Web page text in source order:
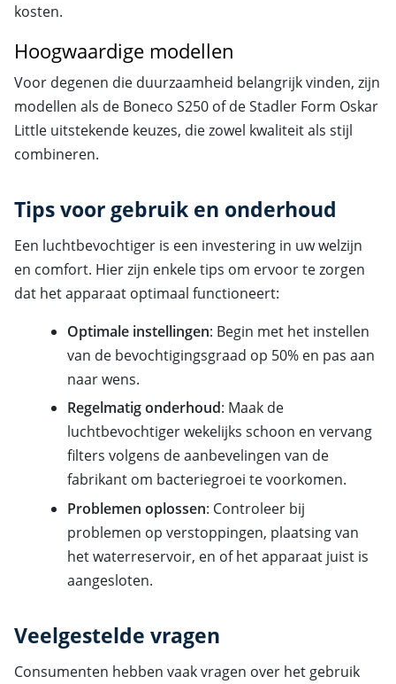
kosten.
Hoogwaardige modellen
Voor degenen die duurzaamheid belangrijk vinden, zijn
modellen als de Boneco S250 of de Stadler Form Oskar
Little uitstekende keuzes, die zowel kwaliteit als stijl
combineren.
Tips voor gebruik en onderhoud
Een luchtbevochtiger is een investering in uw welzijn
en comfort. Hier zijn enkele tips om ervoor te zorgen
dat het apparaat optimaal functioneert:
Optimale instellingen: Begin met het instellen
van de bevochtigingsgraad op 50% en pas aan
naar wens.
Regelmatig onderhoud: Maak de
luchtbevochtiger wekelijks schoon en vervang
filters volgens de aanbevelingen van de
fabrikant om bacteriegroei te voorkomen.
Problemen oplossen: Controleer bij
problemen op verstoppingen, plaatsing van
het waterreservoir, en of het apparaat juist is
aangesloten.
Veelgestelde vragen
Consumenten hebben vaak vragen over het gebruik